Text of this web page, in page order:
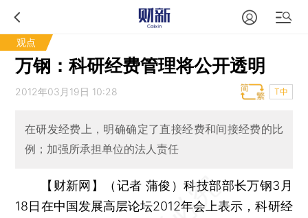
观点
万钢：科研经费管理将公开透明
2012年03月19日 10:28 T中
在研发经费上，明确确定了直接经费和间接经费的比
例；加强所承担单位的法人责任
【财新网】（记者 蒲俊）科技部部长万钢3月
18日在中国发展高层论坛2012年会上表示，科研经